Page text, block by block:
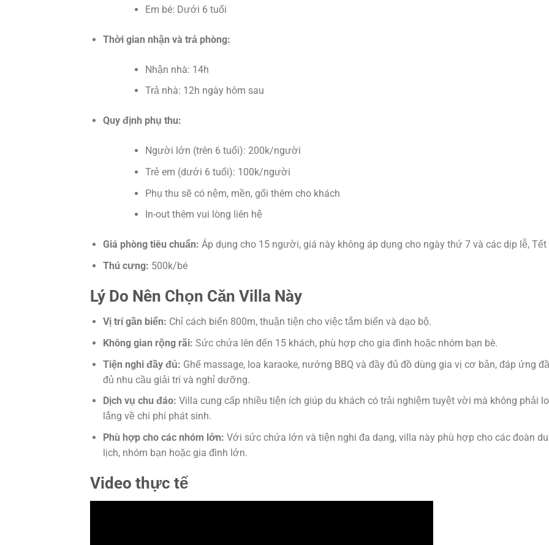
Em bé: Dưới 6 tuổi
Thời gian nhận và trả phòng:
Nhận nhà: 14h
Trả nhà: 12h ngày hôm sau
Quy định phụ thu:
Người lớn (trên 6 tuổi): 200k/người
Trẻ em (dưới 6 tuổi): 100k/người
Phụ thu sẽ có nệm, mền, gối thêm cho khách
In-out thêm vui lòng liên hệ
Giá phòng tiêu chuẩn: Áp dụng cho 15 người, giá này không áp dụng cho ngày thứ 7 và các dịp lễ, Tết
Thú cưng: 500k/bé
Lý Do Nên Chọn Căn Villa Này
Vị trí gần biển: Chỉ cách biển 800m, thuận tiện cho việc tắm biển và dạo bộ.
Không gian rộng rãi: Sức chứa lên đến 15 khách, phù hợp cho gia đình hoặc nhóm bạn bè.
Tiện nghi đầy đủ: Ghế massage, loa karaoke, nướng BBQ và đầy đủ đồ dùng gia vị cơ bản, đáp ứng
đủ nhu cầu giải trí và nghỉ dưỡng.
Dịch vụ chu đáo: Villa cung cấp nhiều tiện ích giúp du khách có trải nghiệm tuyệt vời mà không phải lo
lắng về chi phí phát sinh.
Phù hợp cho các nhóm lớn: Với sức chứa lớn và tiện nghi đa dạng, villa này phù hợp cho các đoàn du
lịch, nhóm bạn hoặc gia đình lớn.
Video thực tế